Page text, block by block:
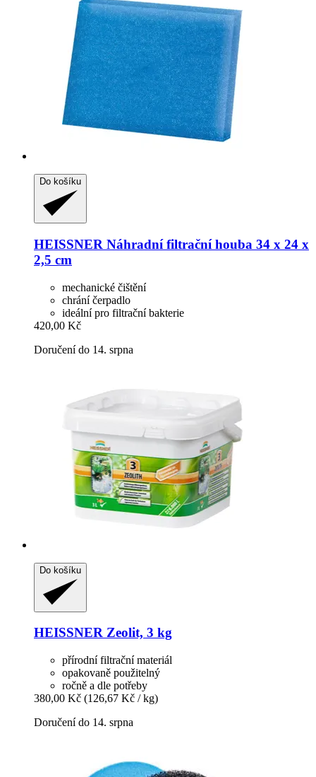
Do košíku
HEISSNER Náhradní filtrační houba 34 x 24 x
2,5 cm
mechanické čištění
chrání čerpadlo
ideální pro filtrační bakterie
420,00 Kč
Doručení do 14. srpna
Do košíku
HEISSNER Zeolit, 3 kg
přírodní filtrační materiál
opakovaně použitelný
ročně a dle potřeby
380,00 Kč (126,67 Kč / kg)
Doručení do 14. srpna